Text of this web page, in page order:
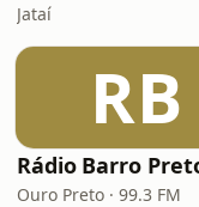
Jataí
RB
Ouro Preto · 99.3 FM